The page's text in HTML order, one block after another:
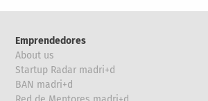
Emprendedores
About us
Startup Radar madri+d
BAN madri+d